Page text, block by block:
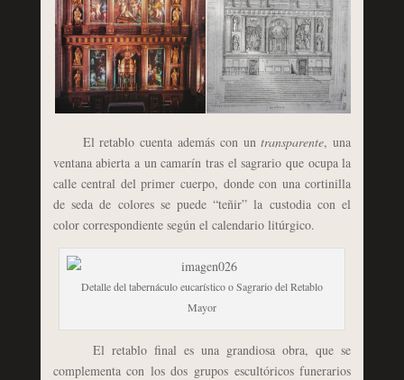
El retablo cuenta además con untransparente, una
ventana abierta a un camarín tras el sagrario que ocupa la
calle central del primer cuerpo, donde con una cortinilla
de seda de colores se puede “teñir” la custodia con el
color correspondiente según el calendario litúrgico.
Detalle del tabernáculo eucarístico o Sagrario del Retablo
Mayor
El retablo final es una grandiosa obra, que se
complementa con los dos grupos escultóricos funerarios